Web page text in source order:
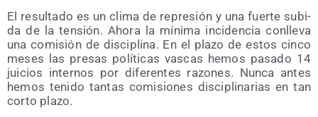
El resul­ta­do es un cli­ma de repre­sión y una fuer­te subi­
da de la ten­sión. Aho­ra la míni­ma inci­den­cia con­lle­va
una comi­sión de dis­ci­pli­na. En el pla­zo de estos cin­co
meses las pre­sas polí­ti­cas vas­cas hemos pasa­do 14
jui­cios inter­nos por dife­ren­tes razo­nes. Nun­ca antes
hemos teni­do tan­tas comi­sio­nes dis­ci­pli­na­rias en tan
cor­to plazo.